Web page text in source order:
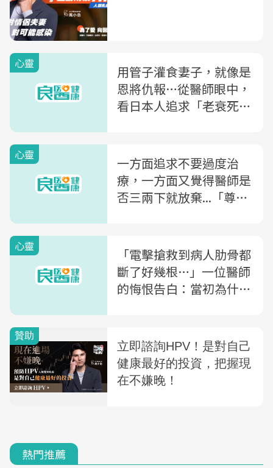
心靈
用管子灌食妻子，就像是
恩將仇報…從醫師眼中，
看日本人追求「老衰死」
心靈
一方面追求不要過度治
療，一方面又覺得醫師是
否三兩下就放棄...「尊嚴
心靈
「電擊搶救到病人肋骨都
斷了好幾根…」一位醫師
的悔恨告白：當初為什麼
熱門推薦